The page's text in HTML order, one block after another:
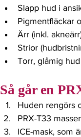
Slapp hud i
Pigmentfläckar
Ärr (inkl.
Strior
Torr, glåmig hud
Så går en
Huden rengörs
PRX-T33
ICE-mask, som